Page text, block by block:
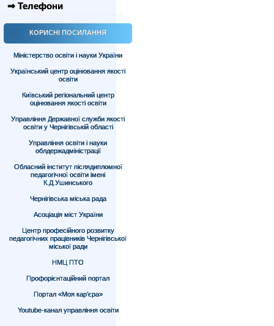
⇒ Телефони
КОРИСНІ ПОСИЛАННЯ
Міністерство освіти і науки України
Український центр оцінювання якості
освіти
Київський регіональний центр
оцінювання якості освіти
Управління Державної служби якості
освіти у Чернігівській області
Управління освіти і науки
облдержадміністрації
Обласний інститут післядипломної
педагогічної освіти імені
К.Д.Ушинського
Чернігівська міська рада
Асоціація міст України
Центр професійного розвитку
педагогічних працівників Чернігівської
міської ради
НМЦ ПТО
Профорієнтаційний портал
Портал «Моя кар’єра»
Youtube-канал управління освіти